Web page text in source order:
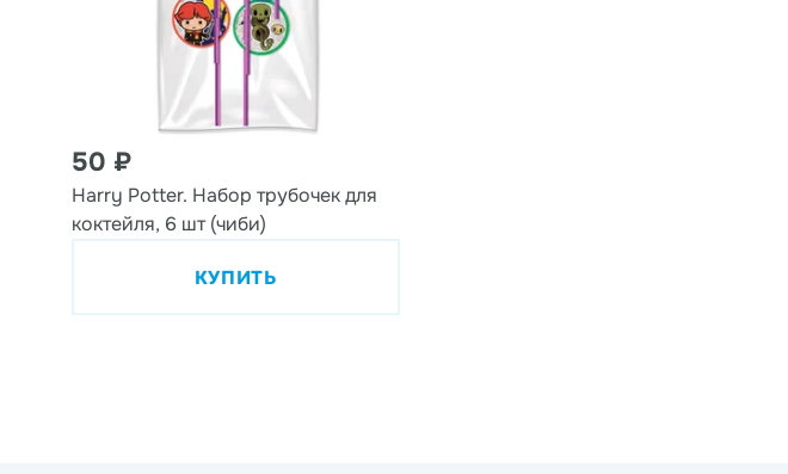
50 ₽
Harry Potter. Набор трубочек для
коктейля, 6 шт (чиби)
КУПИТЬ